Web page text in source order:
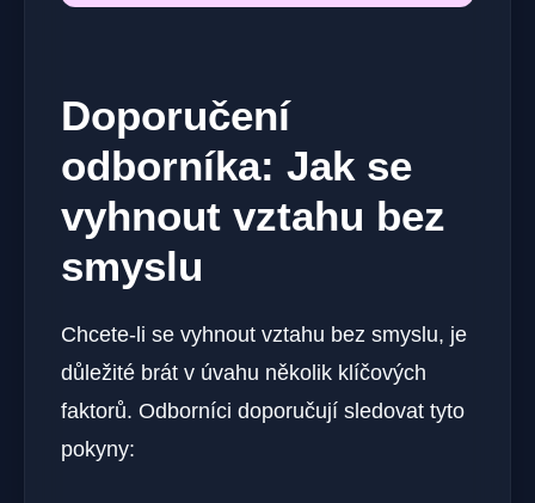
Doporučení
odborníka: Jak se
vyhnout vztahu bez
smyslu
Chcete-li se vyhnout vztahu bez smyslu, je
důležité brát v úvahu několik klíčových
faktorů. Odborníci doporučují sledovat tyto
pokyny: